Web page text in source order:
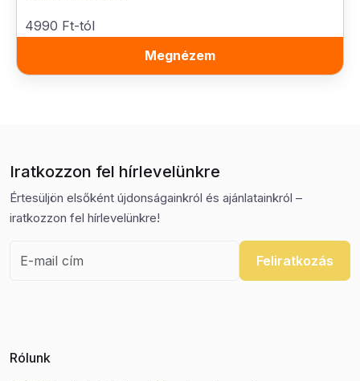
4990 Ft-tól
Megnézem
Iratkozzon fel hírlevelünkre
Értesüljön elsőként újdonságainkról és ajánlatainkról –
iratkozzon fel hírlevelünkre!
Feliratkozás
Rólunk